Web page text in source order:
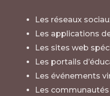
Les réseaux
Les applications
Les sites web
Les portails
Les événements
Les